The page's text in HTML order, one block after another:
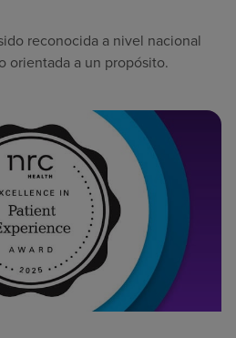
reconocida a nivel nacional
orientada a un propósito.